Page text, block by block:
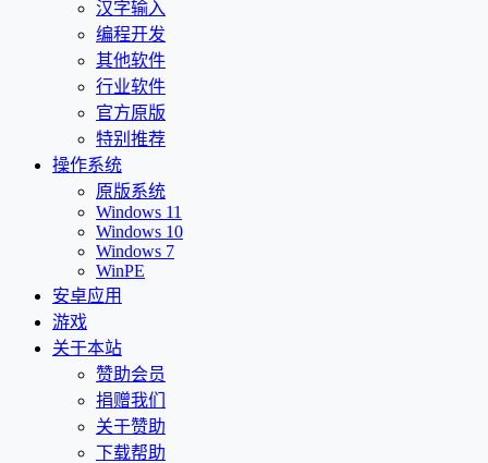
汉字输入
编程开发
其他软件
行业软件
官方原版
特别推荐
操作系统
原版系统
Windows 11
Windows 10
Windows 7
WinPE
安卓应用
游戏
关于本站
赞助会员
捐赠我们
关于赞助
下载帮助